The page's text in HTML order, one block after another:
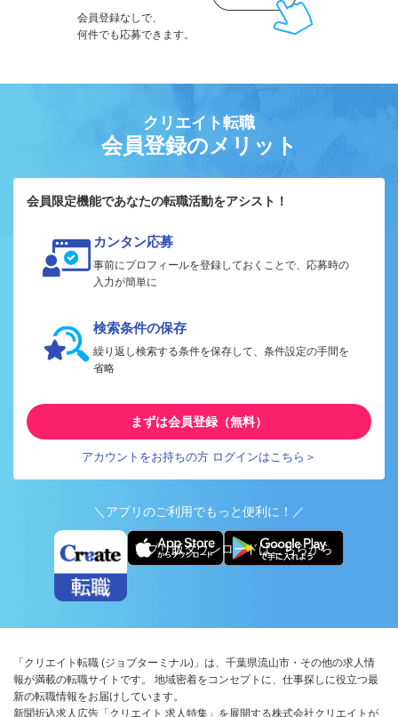
会員登録なしで、
何件でも応募できます。
クリエイト転職
会員登録のメリット
会員限定機能であなたの転職活動をアシスト！
カンタン応募
事前にプロフィールを登録しておくことで、応募時の
入力が簡単に
検索条件の保存
繰り返し検索する条件を保存して、条件設定の手間を
省略
まずは会員登録（無料）
アカウントをお持ちの方 ログインはこちら＞
＼アプリのご利用でもっと便利に！／
アプリ版ダウンロードはこちらから
「クリエイト転職 (ジョブターミナル)」は、千葉県流山市・その他の求人情
報が満載の転職サイトです。 地域密着をコンセプトに、仕事探しに役立つ最
新の転職情報をお届けしています。
新聞折込求人広告「クリエイト 求人特集」を展開する株式会社クリエイトが